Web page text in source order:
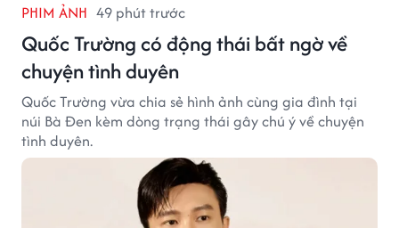
PHIM ẢNH 49 phút trước
Quốc Trường có động thái bất ngờ về
chuyện tình duyên
Quốc Trường vừa chia sẻ hình ảnh cùng gia đình tại
núi Bà Đen kèm dòng trạng thái gây chú ý về chuyện
tình duyên.